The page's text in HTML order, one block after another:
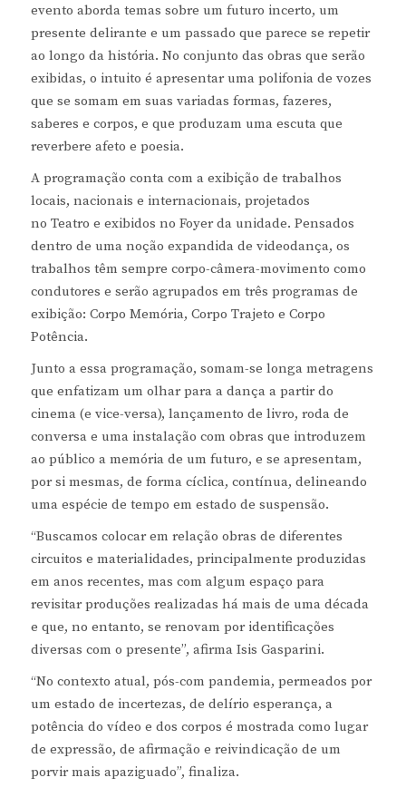
evento aborda temas sobre um futuro incerto, um
presente delirante e um passado que parece se repetir
ao longo da história. No conjunto das obras que serão
exibidas, o intuito é apresentar uma polifonia de vozes
que se somam em suas variadas formas, fazeres,
saberes e corpos, e que produzam uma escuta que
reverbere afeto e poesia.
A programação conta com a exibição de trabalhos
locais, nacionais e internacionais, projetados
no Teatro e exibidos no Foyer da unidade. Pensados
dentro de uma noção expandida de videodança, os
trabalhos têm sempre corpo-câmera-movimento como
condutores e serão agrupados em três programas de
exibição: Corpo Memória, Corpo Trajeto e Corpo
Potência.
Junto a essa programação, somam-se longa metragens
que enfatizam um olhar para a dança a partir do
cinema (e vice-versa), lançamento de livro, roda de
conversa e uma instalação com obras que introduzem
ao público a memória de um futuro, e se apresentam,
por si mesmas, de forma cíclica, contínua, delineando
uma espécie de tempo em estado de suspensão.
“Buscamos colocar em relação obras de diferentes
circuitos e materialidades, principalmente produzidas
em anos recentes, mas com algum espaço para
revisitar produções realizadas há mais de uma década
e que, no entanto, se renovam por identificações
diversas com o presente”, afirma Isis Gasparini.
“No contexto atual, pós-com pandemia, permeados por
um estado de incertezas, de delírio esperança, a
potência do vídeo e dos corpos é mostrada como lugar
de expressão, de afirmação e reivindicação de um
porvir mais apaziguado”, finaliza.